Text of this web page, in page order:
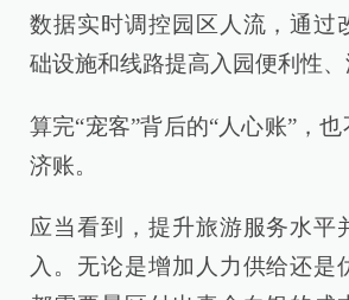
数据实时调控园区人流，通过
础设施和线路提高入园便利性、
算完“宠客”背后的“人心账”，
济账。
应当看到，提升旅游服务水平
入。无论是增加人力供给还是